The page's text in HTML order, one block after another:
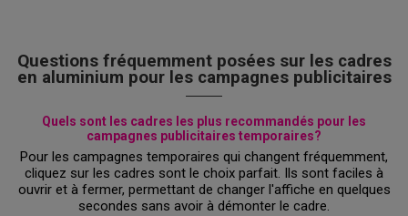
Questions fréquemment posées sur les cadres
en aluminium pour les campagnes publicitaires
Quels sont les cadres les plus recommandés pour les
campagnes publicitaires temporaires?
Pour les campagnes temporaires qui changent fréquemment,
cliquez sur les cadres sont le choix parfait. Ils sont faciles à
ouvrir et à fermer, permettant de changer l'affiche en quelques
secondes sans avoir à démonter le cadre.